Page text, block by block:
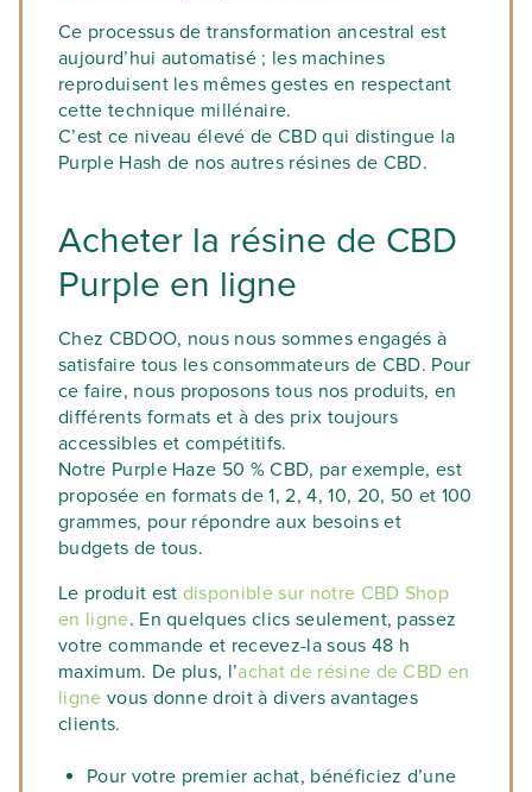
Ce processus de transformation ancestral est
aujourd’hui automatisé ; les machines
reproduisent les mêmes gestes en respectant
cette technique millénaire.
C’est ce niveau élevé de CBD qui distingue la
Purple Hash de nos autres résines de CBD.
Acheter la résine de CBD
Purple en ligne
Chez CBDOO, nous nous sommes engagés à
satisfaire tous les consommateurs de CBD. Pour
ce faire, nous proposons tous nos produits, en
différents formats et à des prix toujours
accessibles et compétitifs.
Notre Purple Haze 50 % CBD, par exemple, est
proposée en formats de 1, 2, 4, 10, 20, 50 et 100
grammes, pour répondre aux besoins et
budgets de tous.
Le produit est disponible sur notre CBD Shop
en ligne. En quelques clics seulement, passez
votre commande et recevez-la sous 48 h
maximum. De plus, l’achat de résine de CBD en
ligne vous donne droit à divers avantages
clients.
Pour votre premier achat, bénéficiez d’une